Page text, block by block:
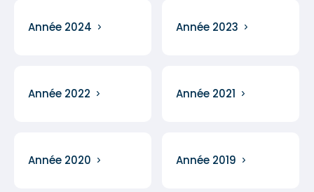
Année 2024 Année 2023
Année 2022 Année 2021
Année 2020 Année 2019